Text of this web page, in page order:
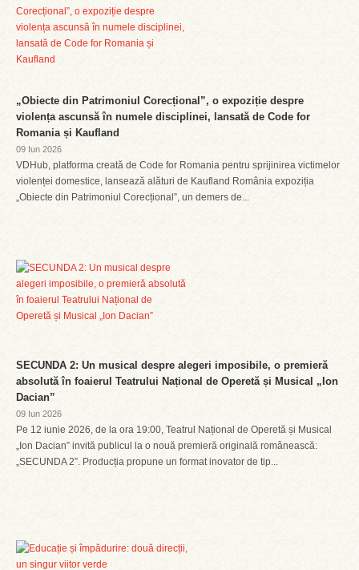
„Obiecte din Patrimoniul Corecțional”, o expoziție despre
violența ascunsă în numele disciplinei, lansată de Code for
Romania și Kaufland
09 Iun 2026
VDHub, platforma creată de Code for Romania pentru sprijinirea victimelor
violenței domestice, lansează alături de Kaufland România expoziția
„Obiecte din Patrimoniul Corecțional”, un demers de...
SECUNDA 2: Un musical despre alegeri imposibile, o premieră
absolută în foaierul Teatrului Național de Operetă și Musical „Ion
Dacian”
09 Iun 2026
Pe 12 iunie 2026, de la ora 19:00, Teatrul Național de Operetă și Musical
„Ion Dacian” invită publicul la o nouă premieră originală românească:
„SECUNDA 2”. Producția propune un format inovator de tip...